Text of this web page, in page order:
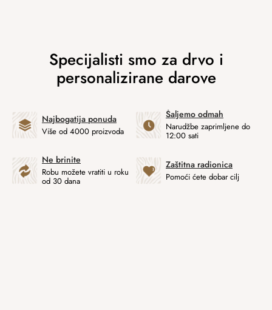
Najbogatija ponuda
Više od 4000 proizvoda
Šaljemo odmah
Narudžbe zaprimljene do
12:00 sati
Ne brinite
Robu možete vratiti u roku
od 30 dana
Zaštitna radionica
Pomoći ćete dobar cilj